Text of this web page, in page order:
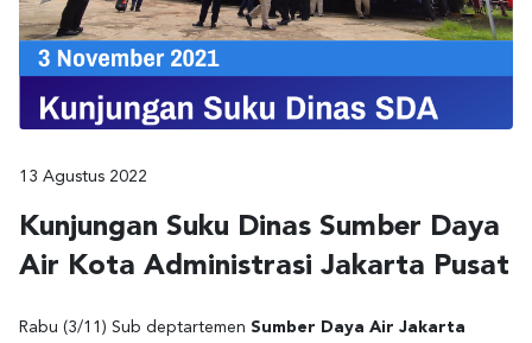
13 Agustus 2022
Kunjungan Suku Dinas Sumber Daya
Air Kota Administrasi Jakarta Pusat
Rabu (3/11) Sub deptartemen Sumber Daya Air Jakarta